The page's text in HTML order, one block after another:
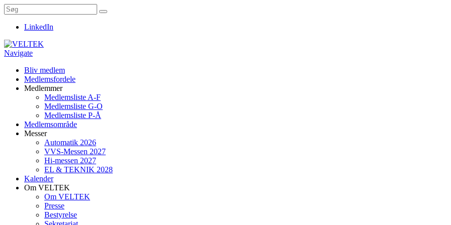
LinkedIn
Navigate
Bliv medlem
Medlemsfordele
Medlemmer
Medlemsliste A-F
Medlemsliste G-O
Medlemsliste P-Å
Medlemsområde
Messer
Automatik 2026
VVS-Messen 2027
Hi-messen 2027
EL & TEKNIK 2028
Kalender
Om VELTEK
Om VELTEK
Presse
Bestyrelse